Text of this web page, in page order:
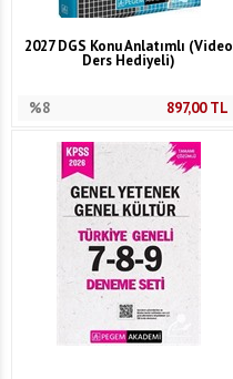
2027 DGS Konu Anlatımlı (Video
Ders Hediyeli)
%8 897,00TL